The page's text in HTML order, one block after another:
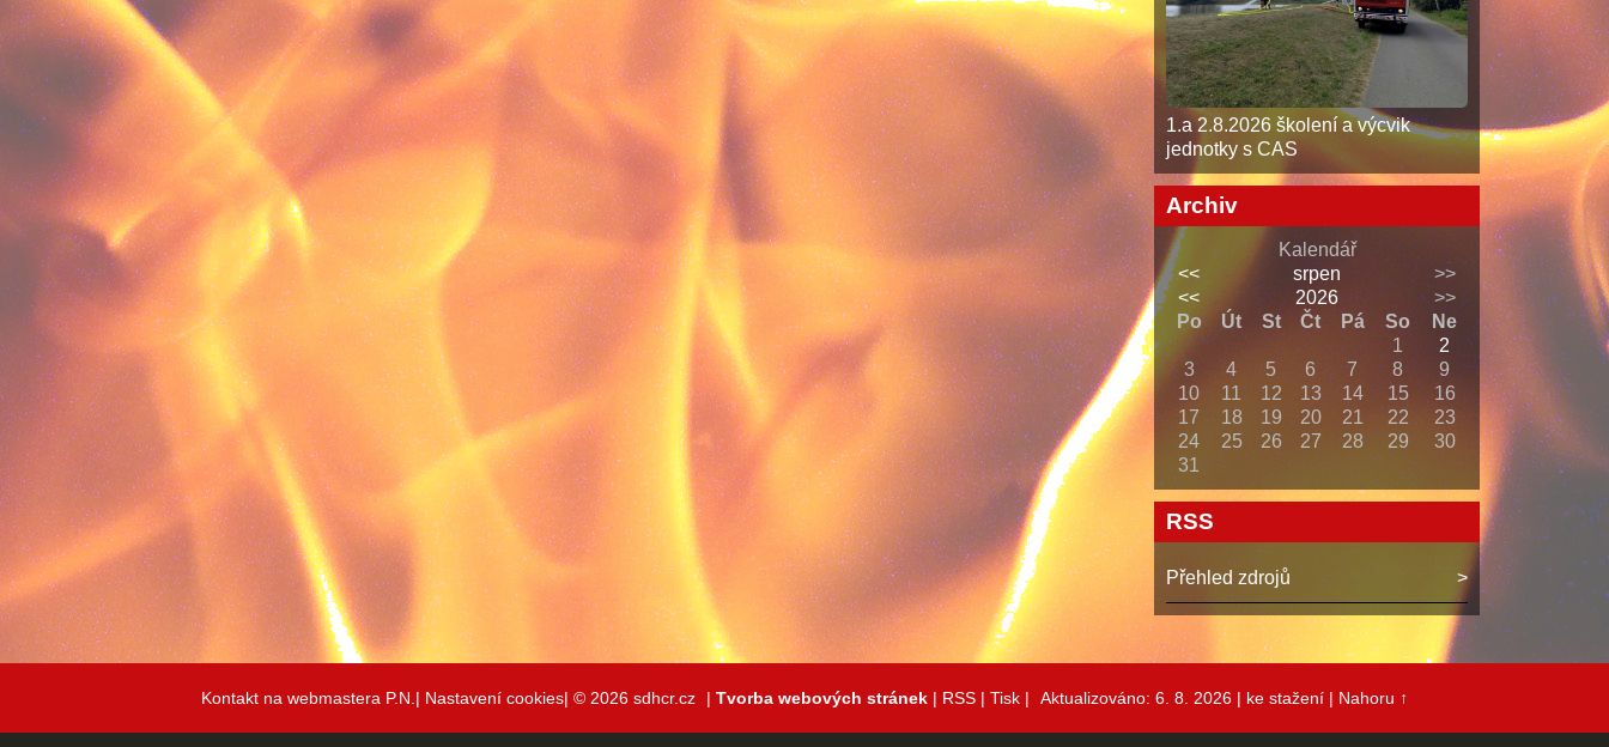
1.a 2.8.2026 školení a výcvik
jednotky s CAS
Archiv
Kalendář
<<
srpen
>>
<<
2026
>>
Po
Út St Čt Pá So
Ne
1
2
3
4 5 6 7 8
9
10
11 12 13 14 15
16
17
18 19 20 21 22
23
24
25 26 27 28 29
30
31
RSS
Přehled zdrojů
Kontakt na webmastera P.N.| Nastavení cookies| © 2026 sdhcr.cz | Tvorba webových stránek | RSS | Tisk | Aktualizováno: 6. 8. 2026 | ke stažení | Nahoru ↑